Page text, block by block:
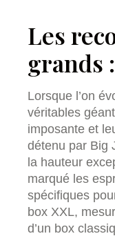
Les
grands
Lorsque l’on
véritables
imposante et
détenu par Big
la hauteur
marqué les
spécifiques
box XXL,
d’un box